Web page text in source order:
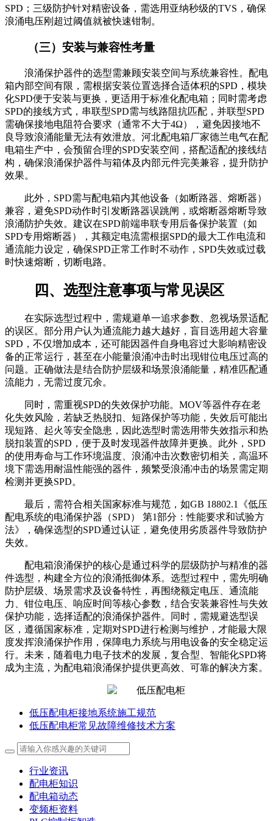
SPD；三级防护针对精密设备，需选用亚纳秒级的TVS，确保
浪涌电压刚超过阈值就被快速钳制。
（三）安装与兼容性考量
浪涌保护器件的选型需兼顾安装空间与系统兼容性。配电
箱内部空间有限，需根据安装位置选择合适体积的SPD，模块
化SPD便于安装与更换，更适用于标准化配电箱；同时需考虑
SPD的接线方式，串联型SPD需与线路阻抗匹配，并联型SPD
需确保接地电阻符合要求（通常不大于4Ω），避免因接地不
良导致浪涌能量无法有效泄放。河北配电箱厂家德兰电气在配
电箱生产中，会预留合理的SPD安装空间，搭配适配的接线结
构，确保浪涌保护器件与箱体及内部元件完美兼容，提升防护
效果。
此外，SPD需与配电箱内其他设备（如断路器、熔断器）
兼容，避免SPD动作时引发断路器误跳闸，或熔断器熔断导致
浪涌防护失效。建议在SPD前端串联专用后备保护装置（如
SPD专用熔断器），其额定电流需根据SPD的最大工作电流和
通流能力设定，确保SPD正常工作时不动作，SPD失效或过载
时快速熔断，切断电路。
四、选型注意事项与常见误区
在实际选型过程中，需规避单一追求参数、忽视场景适配
的误区。部分用户认为通流能力越大越好，盲目选用超大容量
SPD，不仅增加成本，还可能因器件自身电容过大影响精密设
备的正常运行，甚至在小能量浪涌冲击时出现钳位电压过高的
问题。正确做法是结合防护层级和场景浪涌能量，精准匹配通
流能力，无需过度冗余。
同时，需重视SPD的失效保护功能。MOV等器件存在老
化失效风险，若缺乏热脱扣、短路保护等功能，失效后可能出
现短路、起火等安全隐患，因此选型时需选用带失效指示和热
脱扣装置的SPD，便于及时发现器件故障并更换。此外，SPD
的使用寿命与工作环境温度、浪涌冲击次数密切相关，高温环
境下需选用耐温性能强的器件，频繁受浪涌冲击的场景需定期
检测并更换SPD。
最后，需符合相关国家标准与规范，如GB 18802.1《低压
配电系统的电涌保护器（SPD） 第1部分：性能要求和试验方
法》，确保选型的SPD通过认证，避免使用劣质器件导致防护
失效。
配电箱浪涌保护的核心是通过科学的层级防护与精准的器
件选型，构建全方位的浪涌抵御体系。选型过程中，需先明确
防护层级、场景需求及设备特性，再围绕额定电压、通流能
力、钳位电压、响应时间等核心参数，结合安装兼容性与失效
保护功能，选择适配的浪涌保护器件。同时，需规避选型误
区，遵循国家标准，定期对SPD进行检测与维护，才能最大限
度发挥浪涌保护作用，保障电力系统与用电设备的安全稳定运
行。未来，随着电力电子技术的发展，复合型、智能化SPD将
成为主流，为配电箱浪涌保护提供更高效、可靠的解决方案。
低压配电柜接地系统施工规范
低压配电柜常见故障维修技术方案
行业资讯
配电柜知识
配电箱动态
变频柜资料